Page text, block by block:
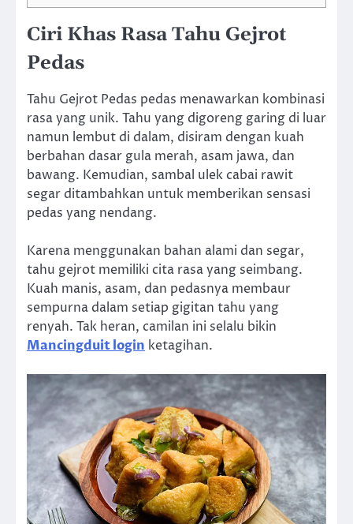
Ciri Khas Rasa Tahu Gejrot
Pedas
Tahu Gejrot Pedas pedas menawarkan kombinasi
rasa yang unik. Tahu yang digoreng garing di luar
namun lembut di dalam, disiram dengan kuah
berbahan dasar gula merah, asam jawa, dan
bawang. Kemudian, sambal ulek cabai rawit
segar ditambahkan untuk memberikan sensasi
pedas yang nendang.
Karena menggunakan bahan alami dan segar,
tahu gejrot memiliki cita rasa yang seimbang.
Kuah manis, asam, dan pedasnya membaur
sempurna dalam setiap gigitan tahu yang
renyah. Tak heran, camilan ini selalu bikin
Mancingduit login ketagihan.